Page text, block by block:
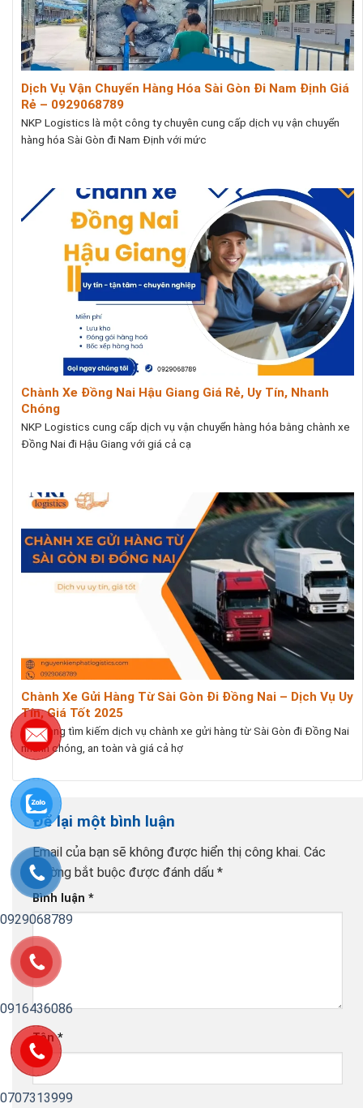
Dịch Vụ Vận Chuyển Hàng Hóa Sài Gòn Đi Nam Định Giá
Rẻ – 0929068789
NKP Logistics là một công ty chuyên cung cấp dịch vụ vận chuyển
hàng hóa Sài Gòn đi Nam Định với mức
Chành Xe Đồng Nai Hậu Giang Giá Rẻ, Uy Tín, Nhanh
Chóng
NKP Logistics cung cấp dịch vụ vận chuyển hàng hóa bằng chành xe
Đồng Nai đi Hậu Giang với giá cả cạ
Chành Xe Gửi Hàng Từ Sài Gòn Đi Đồng Nai – Dịch Vụ Uy
Tín, Giá Tốt 2025
Bạn đang tìm kiếm dịch vụ chành xe gửi hàng từ Sài Gòn đi Đồng Nai
nhanh chóng, an toàn và giá cả hợ
Để lại một bình luận
Email của bạn sẽ không được hiển thị công khai. Các
trường bắt buộc được đánh dấu *
Bình luận *
Tên*
0929068789
0916436086
0707313999